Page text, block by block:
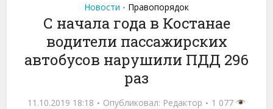
Новости • Правопорядок
С начала года в Костанае
водители пассажирских
автобусов нарушили ПДД 296
раз
11.10.2019 18:18 Опубликовал: Редактор
1 077